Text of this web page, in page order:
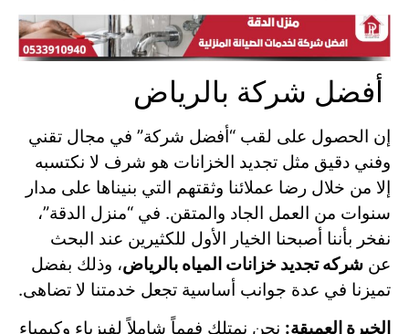
أفضل شركة بالرياض
إن الحصول على لقب “أفضل شركة” في مجال تقني
وفني دقيق مثل تجديد الخزانات هو شرف لا نكتسبه
إلا من خلال رضا عملائنا وثقتهم التي بنيناها على مدار
سنوات من العمل الجاد والمتقن. في “منزل الدقة”،
نفخر بأننا أصبحنا الخيار الأول للكثيرين عند البحث
عن شركه تجديد خزانات المياه بالرياض، وذلك بفضل
تميزنا في عدة جوانب أساسية تجعل خدمتنا لا تضاهى.
الخبرة العميقة: نحن نمتلك فهماً شاملاً لفيزياء وكيمياء